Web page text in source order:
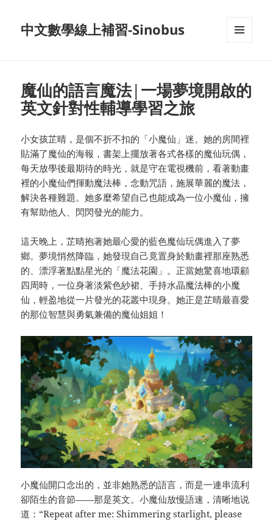
中文數學線上補習-Sinobus
魔仙的語言魔法|一場夢境開啟的
英文針對性輔導學習之旅
小女孩芷晴，是個不折不扣的「小魔仙」迷。她的房間裡
貼滿了魔仙的海報，書架上擺放著各式各樣的魔仙玩偶，
每天放學後最期待的時光，就是守在電視機前，看著動畫
裡的小魔仙們揮動魔法棒，念動咒語，施展華麗的魔法，
解決各種難題。她多麼希望自己也能成為一位小魔仙，擁
有幫助他人、閃閃發光的能力。
這天晚上，芷晴抱著她最心愛的藍色魔仙玩偶進入了夢
鄉。夢境悄然降臨，她發現自己竟置身於動畫裡那座熟悉
的、漂浮著點點星光的「魔法花園」。正當她驚喜地環顧
四周時，一位身著淡紫色紗裙、手持水晶魔法棒的小魔
仙，輕盈地從一片發光的花叢中現身。她正是芷晴最喜愛
的那位智慧與勇氣兼備的魔仙姐姐！
小魔仙開口念出的，並非她熟悉的語言，而是一連串流利
卻陌生的音節——那是英文。小魔仙放慢語速，清晰地说
道：“Repeat after me: Shimmering starlight, please